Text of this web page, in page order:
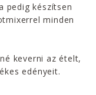
pedig készítsen
minden
keverni az ételt,
edényeit.